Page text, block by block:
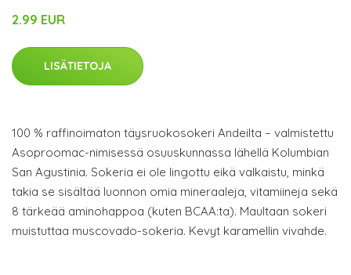
2.99 EUR
LISÄTIETOJA
100 % raffinoimaton täysruokosokeri Andeilta – valmistettu
Asoproomac-nimisessä osuuskunnassa lähellä Kolumbian
San Agustinia. Sokeria ei ole lingottu eikä valkaistu, minkä
takia se sisältää luonnon omia mineraaleja, vitamiineja sekä
8 tärkeää aminohappoa (kuten BCAA:ta). Maultaan sokeri
muistuttaa muscovado-sokeria. Kevyt karamellin vivahde.